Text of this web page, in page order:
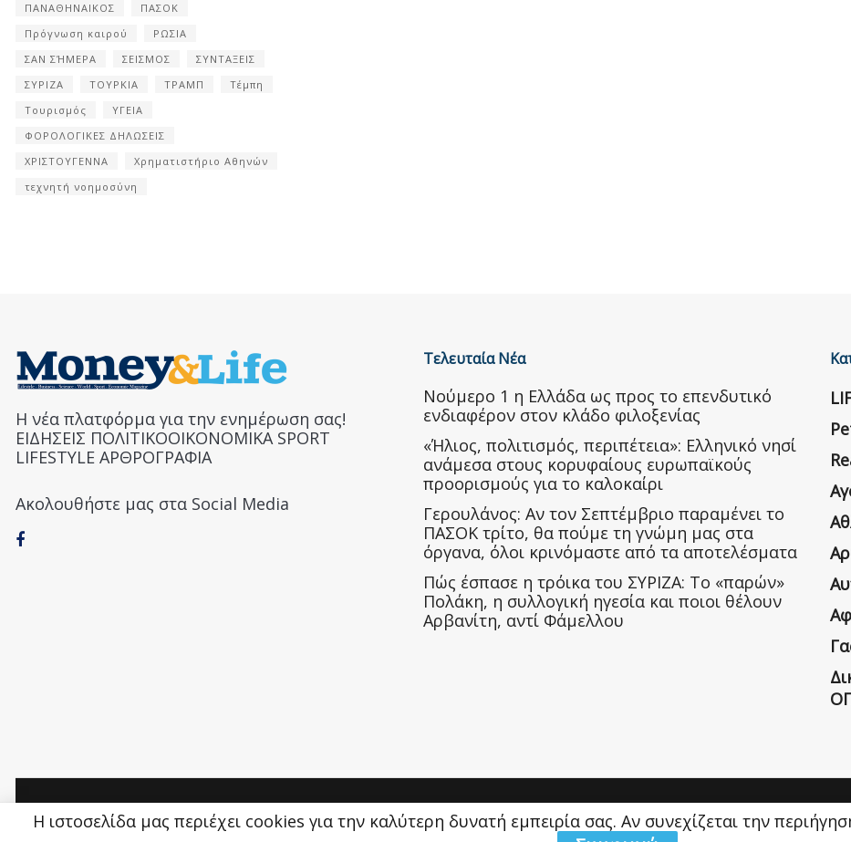
ΠΑΝΑΘΗΝΑΙΚΟΣ
ΠΑΣΟΚ
Πρόγνωση καιρού
ΡΩΣΙΑ
ΣΑΝ ΣΉΜΕΡΑ
ΣΕΙΣΜΟΣ
ΣΥΝΤΑΞΕΙΣ
ΣΥΡΙΖΑ
ΤΟΥΡΚΙΑ ΤΡΑΜΠ
Τέμπη
Τουρισμός
ΥΓΕΙΑ
ΦΟΡΟΛΟΓΙΚΕΣ ΔΗΛΩΣΕΙΣ
ΧΡΙΣΤΟΥΓΕΝΝΑ
Χρηματιστήριο Αθηνών
τεχνητή νοημοσύνη
Η νέα πλατφόρμα για την ενημέρωση σας!
ΕΙΔΗΣΕΙΣ ΠΟΛΙΤΙΚΟΟΙΚΟΝΟΜΙΚΑ SPORT
LIFESTYLE ΑΡΘΡΟΓΡΑΦΙΑ
Ακολουθήστε μας στα Social Media
Τελευταία Νέα
Nούμερο 1 η Ελλάδα ως προς το επενδυτικό
ενδιαφέρον στον κλάδο φιλοξενίας
«Ήλιος, πολιτισμός, περιπέτεια»: Ελληνικό νησί
ανάμεσα στους κορυφαίους ευρωπαϊκούς
προορισμούς για το καλοκαίρι
Γερουλάνος: Αν τον Σεπτέμβριο παραμένει το
ΠΑΣΟΚ τρίτο, θα πούμε τη γνώμη μας στα
όργανα, όλοι κρινόμαστε από τα αποτελέσματα
Πώς έσπασε η τρόικα του ΣΥΡΙΖΑ: Το «παρών»
Πολάκη, η συλλογική ηγεσία και ποιοι θέλουν
Αρβανίτη, αντί Φάμελλου
Η ιστοσελίδα μας περιέχει cookies για την καλύτερη δυνατή εμπειρία σας. Αν συνεχίζεται την